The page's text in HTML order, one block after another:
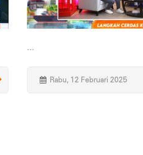
...
Rabu, 12 Februari 2025